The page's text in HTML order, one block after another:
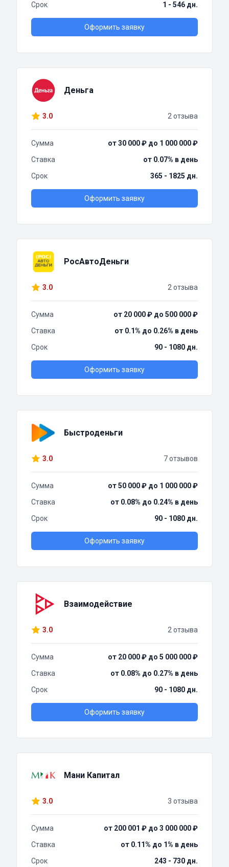
Срок
1 - 546 дн.
Оформить заявку
Деньга
3.0 2 отзыва
Сумма
от 30 000 ₽ до 1 000 000 ₽
Ставка
от 0.07% в день
Срок
365 - 1825 дн.
Оформить заявку
РосАвтоДеньги
3.0 2 отзыва
Сумма
от 20 000 ₽ до 500 000 ₽
Ставка
от 0.1% до 0.26% в день
Срок
90 - 1080 дн.
Оформить заявку
Быстроденьги
3.0 7 отзывов
Сумма
от 50 000 ₽ до 1 000 000 ₽
Ставка
от 0.08% до 0.24% в день
Срок
90 - 1080 дн.
Оформить заявку
Взаимодействие
3.0 2 отзыва
Сумма
от 20 000 ₽ до 5 000 000 ₽
Ставка
от 0.08% до 0.27% в день
Срок
90 - 1080 дн.
Оформить заявку
Мани Капитал
3.0 3 отзыва
Сумма
от 200 001 ₽ до 3 000 000 ₽
Ставка
от 0.11% до 1% в день
Срок
243 - 730 дн.